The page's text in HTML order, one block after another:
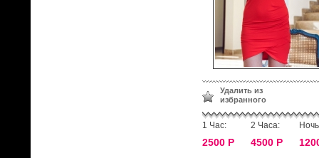
Удалить из
избранного
1 Час:
2500 Р
2 Часа:
4500 Р